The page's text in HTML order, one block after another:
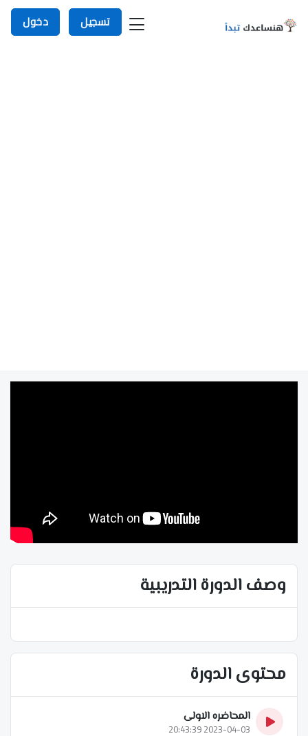
تسجيل دخول
وصف الدورة التدريبية
محتوى الدورة
المحاضره الاولى
2023-04-03 20:43:39